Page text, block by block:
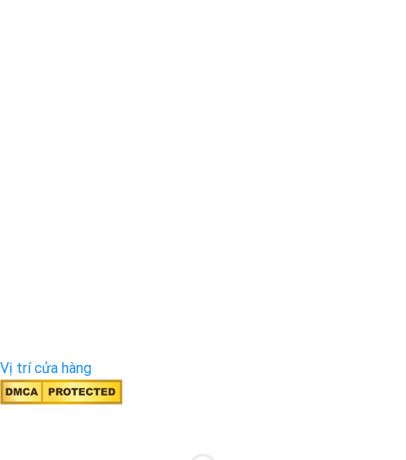
Vị trí cửa hàng